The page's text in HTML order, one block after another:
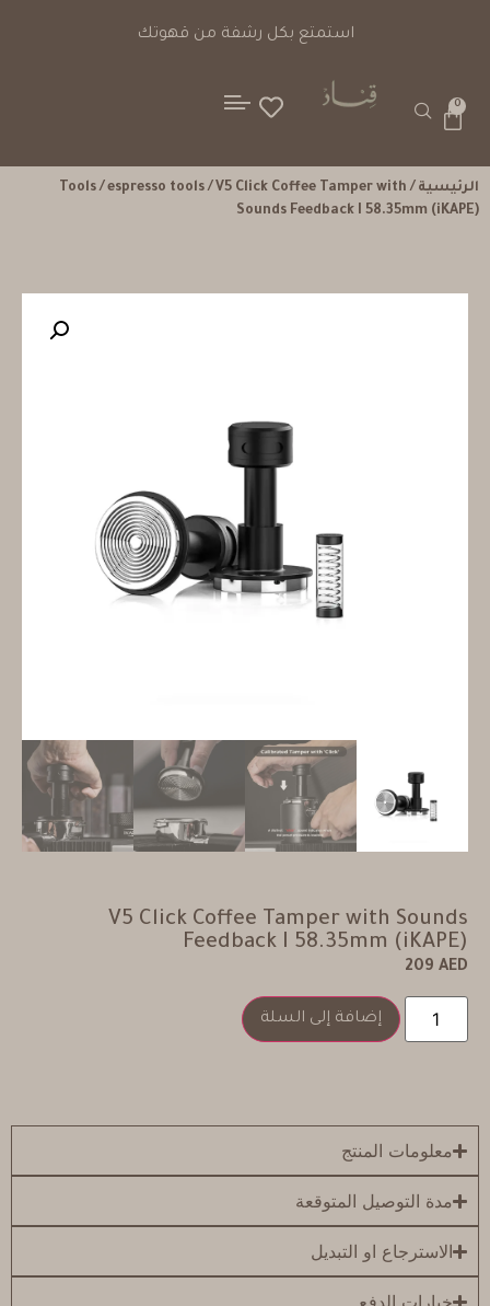
استمتع بكل رشفة من قهوتك
0
الرئيسية /
Tools/ espresso tools/ V5 Click Coffee Tamper with
Sounds Feedback I 58.35mm (iKAPE)
V5 Click Coffee Tamper with Sounds
Feedback I 58.35mm (iKAPE)
209 AED
إضافة إلى السلة
معلومات المنتج
مدة التوصيل المتوقعة
الاسترجاع او التبديل